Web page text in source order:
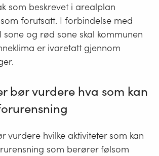
som beskrevet i arealplan
forutsatt. I forbindelse med
og rød sone skal kommunen
er ivaretatt gjennom
bør vurdere hva som kan
vurdere hvilke aktiviteter som kan
som berører følsom